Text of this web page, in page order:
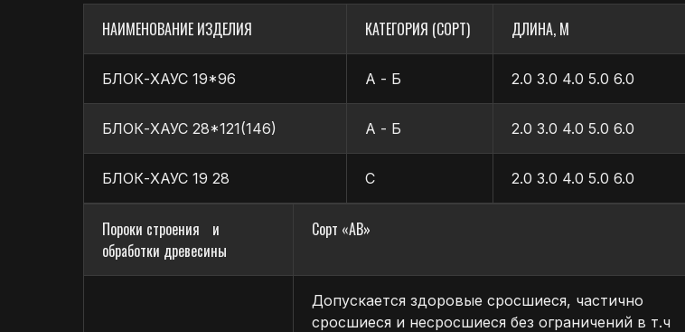
НАИМЕНОВАНИЕ ИЗДЕЛИЯ КАТЕГОРИЯ (СОРТ) ДЛИНА, М
БЛОК-ХАУС 19*96 А - Б 2.0 3.0 4.0 5.0 6.0
БЛОК-ХАУС 28*121(146) А - Б 2.0 3.0 4.0 5.0 6.0
БЛОК-ХАУС 19 28 С 2.0 3.0 4.0 5.0 6.0
В древесине деталей блок-хаус не допускаются пороки, превышающие
нормы, указанные в таблице
Эксплуатируемых внутри помещений 12,0±3%
Эксплуатируемых снаружи помещений . . . 15,0±3%
Параметры
(Rm max) по ГОСТ
Невидимых
Не лицевых
ДОСТАВКА:
Осуществляется по согласованному графику в пределах региона, возможна
Возможны разные способы оплаты — безналичный расчёт, оплата по счету, наличными при
Предварительная оплата или оплата по договорённости.
Все платежи подтверждаются официальными документами и кассовыми чеками.
Пороки строения и
обработки древесины
Сорт «АВ»
Допускается здоровые сросшиеся, частично
сросшиеся и несросшиеся без ограничений в т.ч